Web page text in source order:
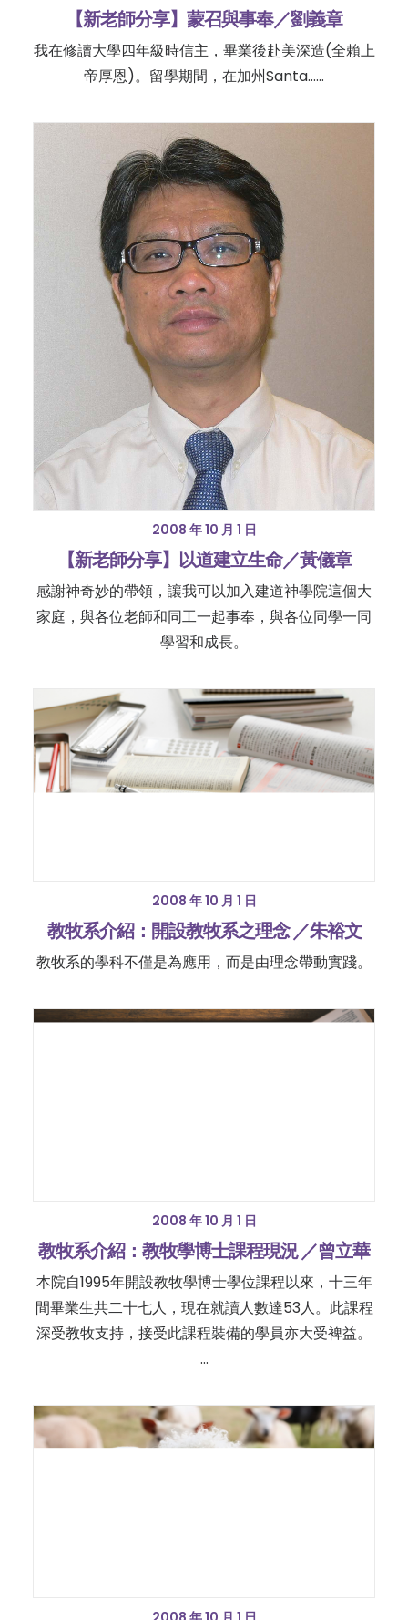
【新老師分享】蒙召與事奉／劉義章
我在修讀大學四年級時信主，畢業後赴美深造(全賴上
帝厚恩)。留學期間，在加州Santa……
2008 年 10 月 1 日
【新老師分享】以道建立生命／黃儀章
感謝神奇妙的帶領，讓我可以加入建道神學院這個大
家庭，與各位老師和同工一起事奉，與各位同學一同
學習和成長。
2008 年 10 月 1 日
教牧系介紹：開設教牧系之理念 ／朱裕文
教牧系的學科不僅是為應用，而是由理念帶動實踐。
2008 年 10 月 1 日
教牧系介紹：教牧學博士課程現況 ／曾立華
本院自1995年開設教牧學博士學位課程以來，十三年
間畢業生共二十七人，現在就讀人數達53人。此課程
深受教牧支持，接受此課程裝備的學員亦大受裨益。
…